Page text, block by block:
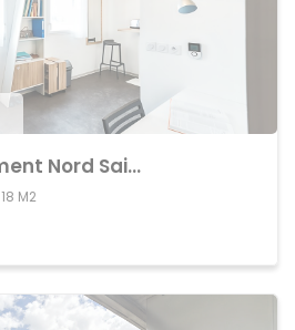
Achat Appartement Nord Saint-Martin
18 M2